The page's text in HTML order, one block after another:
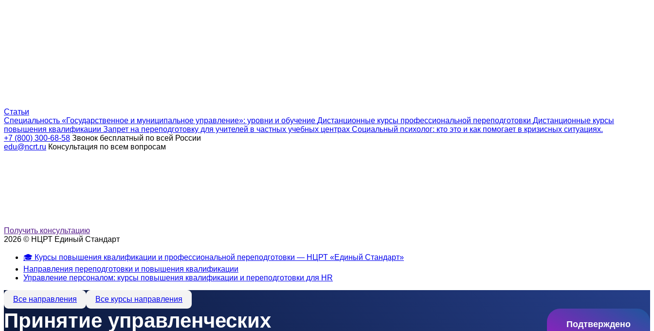
Статьи
Специальность «Государственное и муниципальное управление»: уровни и обучение Дистанционные курсы профессиональной переподготовки Дистанционные курсы
повышения квалификации Запрет на переподготовку для учителей в частных учебных центрах Социальный психолог: кто это и как помогает в кризисных ситуациях.
+7 (800) 300-68-58 Звонок бесплатный по всей России
edu@ncrt.ru Консультация по всем вопросам
Получить консультацию
2026 © НЦРТ Единый Стандарт
🎓 Курсы повышения квалификации и профессиональной переподготовки — НЦРТ «Единый Стандарт»
Направления переподготовки и повышения квалификации
Управление персоналом: курсы повышения квалификации и переподготовки для HR
Все направления Все курсы направления
Принятие управленческих
Подтверждено